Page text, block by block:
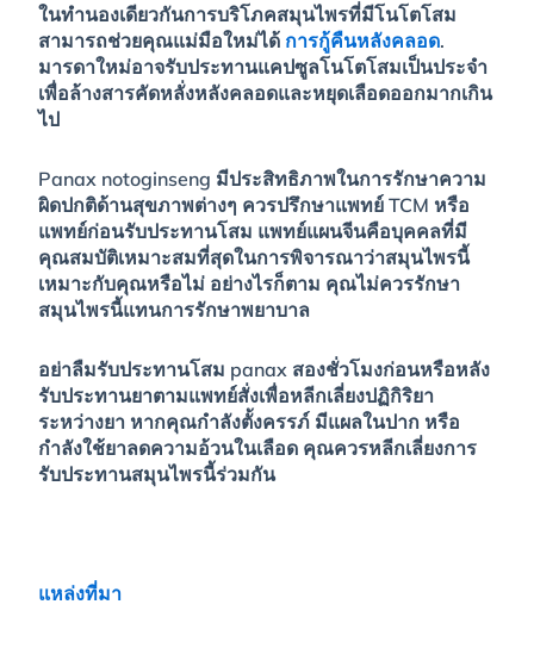
ในทำนองเดียวกันการบริโภคสมุนไพรที่มีโนโตโสม
สามารถช่วยคุณแม่มือใหม่ได้ การกู้คืนหลังคลอด.
มารดาใหม่อาจรับประทานแคปซูลโนโตโสมเป็นประจำ
เพื่อล้างสารคัดหลั่งหลังคลอดและหยุดเลือดออกมากเกิน
ไป
Panax notoginseng มีประสิทธิภาพในการรักษาความ
ผิดปกติด้านสุขภาพต่างๆ ควรปรึกษาแพทย์ TCM หรือ
แพทย์ก่อนรับประทานโสม แพทย์แผนจีนคือบุคคลที่มี
คุณสมบัติเหมาะสมที่สุดในการพิจารณาว่าสมุนไพรนี้
เหมาะกับคุณหรือไม่ อย่างไรก็ตาม คุณไม่ควรรักษา
สมุนไพรนี้แทนการรักษาพยาบาล
อย่าลืมรับประทานโสม panax สองชั่วโมงก่อนหรือหลัง
รับประทานยาตามแพทย์สั่งเพื่อหลีกเลี่ยงปฏิกิริยา
ระหว่างยา หากคุณกำลังตั้งครรภ์ มีแผลในปาก หรือ
กำลังใช้ยาลดความอ้วนในเลือด คุณควรหลีกเลี่ยงการ
รับประทานสมุนไพรนี้ร่วมกัน
แหล่งที่มา